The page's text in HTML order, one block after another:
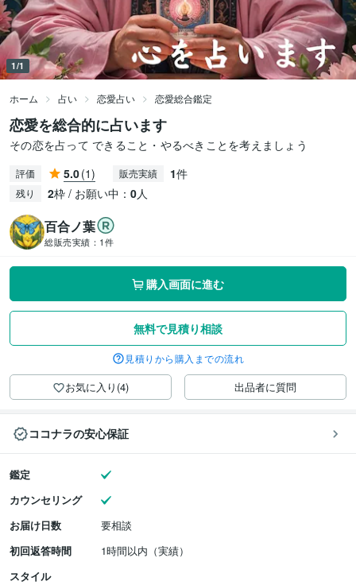
1/1
ホーム 占い 恋愛占い 恋愛総合鑑定
恋愛を総合的に占います
その恋を占って できること・やるべきことを考えましょう
評価 5.0(1) 販売実績 1件
残り 2枠 / お願い中： 0人
百合ノ葉
総販売実績： 1件
購入画面に進む
無料で見積り相談
見積りから購入までの流れ
お気に入り(4) 出品者に質問
ココナラの安心保証
鑑定
カウンセリング
お届け日数
要相談
初回返答時間
1時間以内（実績）
スタイル